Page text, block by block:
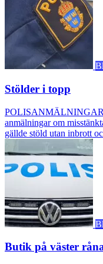
Stölder i topp
anmälningar om
gällde stöld utan inbrott
Butik på väster